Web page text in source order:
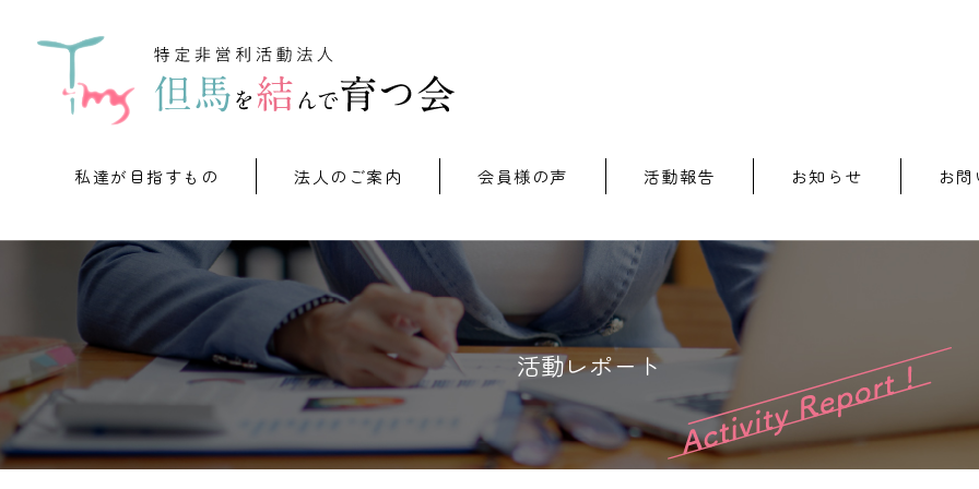
私達が目指すもの 法人のご案内 会員様の声 活動報告 お知らせ お
活動レポート